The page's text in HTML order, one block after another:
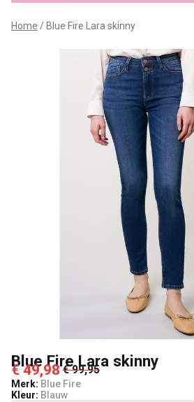
skinny
Home Blue Fire Lara skinny
Blue Fire Lara skinny
€ 49,98 € 99,95
Merk: Blue Fire
Kleur: Blauw